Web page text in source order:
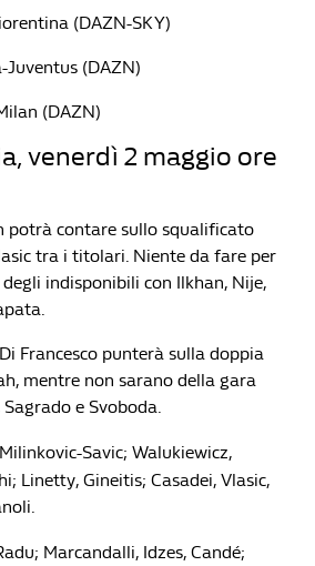
(DAZN-SKY)
Juventus (DAZN)
(DAZN)
venerdì 2 maggio ore
potrà contare sullo squalificato
tra i titolari. Niente da fare per
degli indisponibili con Ilkhan, Nije,
Francesco punterà sulla doppia
mentre non sarano della gara
e Svoboda.
Milinkovic-Savic; Walukiewicz,
Linetty, Gineitis; Casadei, Vlasic,
Marcandalli, Idzes, Candé;